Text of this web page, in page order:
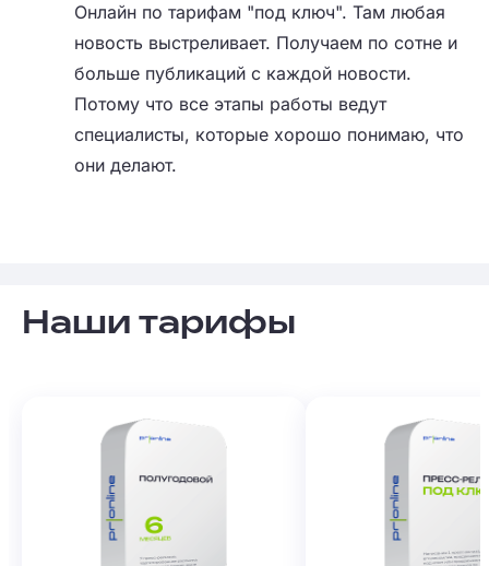
Онлайн по тарифам "под ключ". Там любая
новость выстреливает. Получаем по сотне и
больше публикаций с каждой новости.
Потому что все этапы работы ведут
специалисты, которые хорошо понимаю, что
они делают.
Наши тарифы